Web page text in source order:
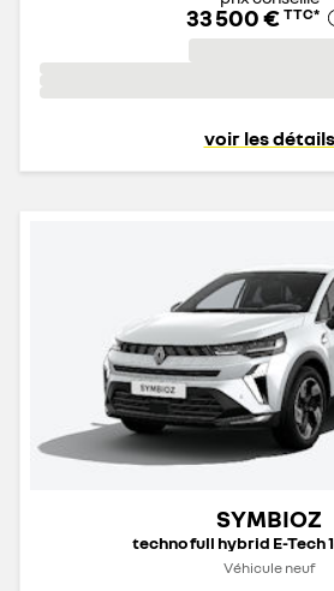
33 500 € TTC*
voir les détails
SYMBIOZ
techno full hybrid E-Tech
Véhicule neuf